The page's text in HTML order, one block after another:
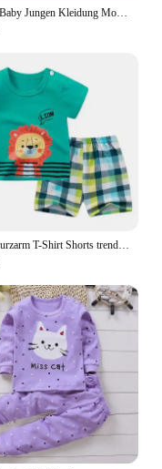
Herbst Baby Jungen Kleidung Mode Gedruckt T-shirts und Hosen 2 Stück Set Kinder Mädchen Casual Top Bottom Outfits Trainingsanzüge
Kind Kurzarm T-Shirt Shorts trend ige Freizeit kleidung neue Rundhals-T-Shirts passt Jungen Mädchen niedlich lässig lose zweiteilige Set